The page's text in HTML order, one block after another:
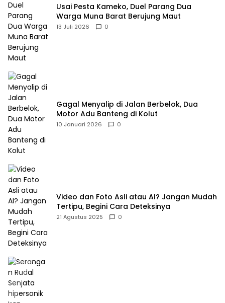
Usai Pesta Kameko, Duel Parang Dua
Warga Muna Barat Berujung Maut
13 Juli 2026 0
Gagal Menyalip di Jalan Berbelok, Dua
Motor Adu Banteng di Kolut
10 Januari 2026 0
Video dan Foto Asli atau AI? Jangan Mudah
Tertipu, Begini Cara Deteksinya
21 Agustus 2025 0